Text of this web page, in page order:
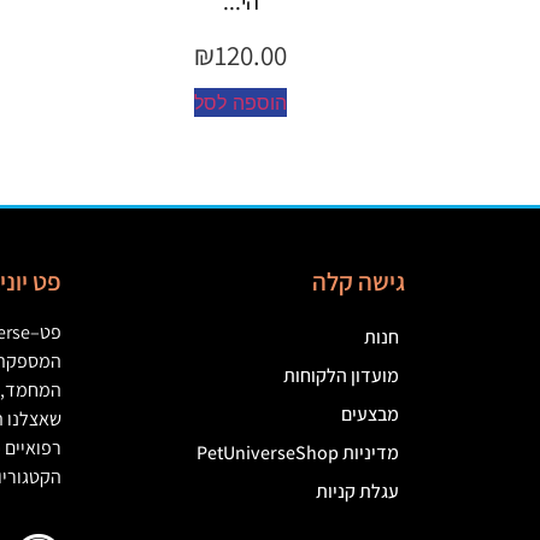
גישה קלה
חנות
מועדון הלקוחות
מבצעים
מדיניות PetUniverseShop
עגלת קניות
פט
פט–
המספקת
המחמד,
שאצלנו
רפואיים